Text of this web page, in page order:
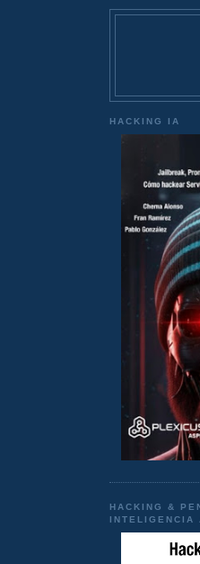
HACKING IA
HACKING &
INTELIGENCIA